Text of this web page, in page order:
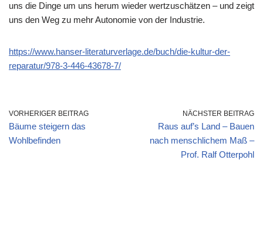
uns die Dinge um uns herum wieder wertzuschätzen – und zeigt
uns den Weg zu mehr Autonomie von der Industrie.
https://www.hanser-literaturverlage.de/buch/die-kultur-der-
reparatur/978-3-446-43678-7/
VORHERIGER BEITRAG
Bäume steigern das
Wohlbefinden
NÄCHSTER BEITRAG
Raus auf’s Land – Bauen
nach menschlichem Maß –
Prof. Ralf Otterpohl